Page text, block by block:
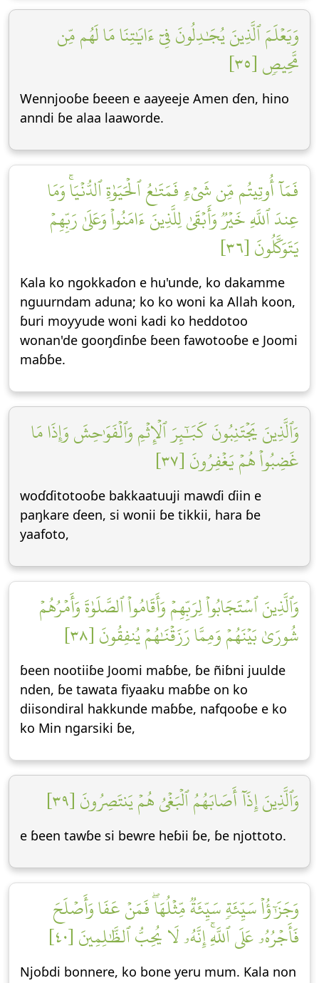
وَيَعۡلَمَ ٱلَّذِينَ يُجَٰدِلُونَ فِيٓ ءَايَٰتِنَا مَا لَهُم مِّن
مَّحِيصٖ [٣٥]
Wennjooɓe ɓeeen e aayeeje Amen ɗen, hino
anndi ɓe alaa laaworde.
فَمَآ أُوتِيتُم مِّن شَيۡءٖ فَمَتَٰعُ ٱلۡحَيَوٰةِ ٱلدُّنۡيَاۚ وَمَا
عِندَ ٱللَّهِ خَيۡرٞ وَأَبۡقَىٰ لِلَّذِينَ ءَامَنُواْ وَعَلَىٰ رَبِّهِمۡ
يَتَوَكَّلُونَ [٣٦]
Kala ko ngokkaɗon e hu'unde, ko dakamme
nguurndam aduna; ko ko woni ka Allah koon,
ɓuri moƴƴude woni kadi ko heddotoo
wonan'de gooŋɗinɓe ɓeen fawotooɓe e Joomi
maɓɓe.
وَٱلَّذِينَ يَجۡتَنِبُونَ كَبَٰٓئِرَ ٱلۡإِثۡمِ وَٱلۡفَوَٰحِشَ وَإِذَا مَا
غَضِبُواْ هُمۡ يَغۡفِرُونَ [٣٧]
woɗɗitotooɓe bakkaatuuji mawɗi ɗiin e
paŋkare ɗeen, si wonii ɓe tikkii, hara ɓe
yaafoto,
وَٱلَّذِينَ ٱسۡتَجَابُواْ لِرَبِّهِمۡ وَأَقَامُواْ ٱلصَّلَوٰةَ وَأَمۡرُهُمۡ
شُورَىٰ بَيۡنَهُمۡ وَمِمَّا رَزَقۡنَٰهُمۡ يُنفِقُونَ [٣٨]
ɓeen nootiiɓe Joomi maɓɓe, ɓe ñiɓni juulde
nden, ɓe tawata fiyaaku maɓɓe on ko
diisondiral hakkunde maɓɓe, nafqooɓe e ko
ko Min ngarsiki ɓe,
وَٱلَّذِينَ إِذَآ أَصَابَهُمُ ٱلۡبَغۡيُ هُمۡ يَنتَصِرُونَ [٣٩]
e ɓeen tawɓe si bewre heɓii ɓe, ɓe njottoto.
وَجَزَٰٓؤُاْ سَيِّئَةٖ سَيِّئَةٞ مِّثۡلُهَاۖ فَمَنۡ عَفَا وَأَصۡلَحَ
فَأَجۡرُهُۥ عَلَى ٱللَّهِۚ إِنَّهُۥ لَا يُحِبُّ ٱلظَّٰلِمِينَ [٤٠]
Njoɓdi bonnere, ko bone yeru mum. Kala non